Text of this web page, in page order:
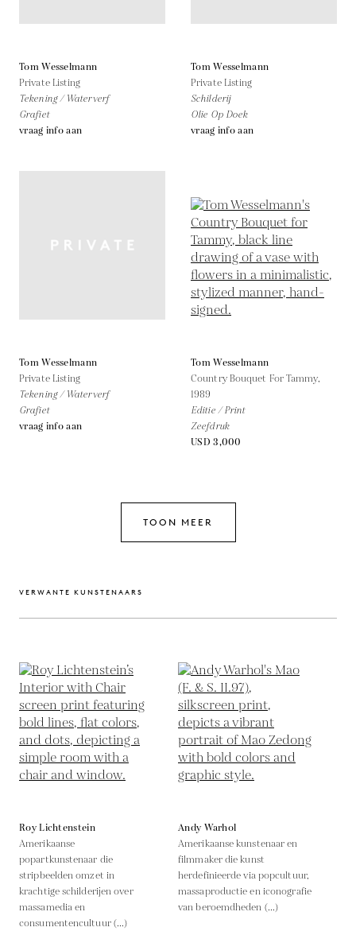
Tom Wesselmann
Private Listing
Tekening / Waterverf
Grafiet
vraag info aan
Tom Wesselmann
Private Listing
Schilderij
Olie Op Doek
vraag info aan
Tom Wesselmann
Private Listing
Tekening / Waterverf
Grafiet
vraag info aan
Tom Wesselmann
Country Bouquet For Tammy,
1989
Editie / Print
Zeefdruk
USD 3,000
TOON MEER
VERWANTE KUNSTENAARS
Roy Lichtenstein
Amerikaanse
popartkunstenaar die
stripbeelden omzet in
krachtige schilderijen over
massamedia en
consumentencultuur (...)
Andy Warhol
Amerikaanse kunstenaar en
filmmaker die kunst
herdefinieerde via popcultuur,
massaproductie en iconografie
van beroemdheden (...)